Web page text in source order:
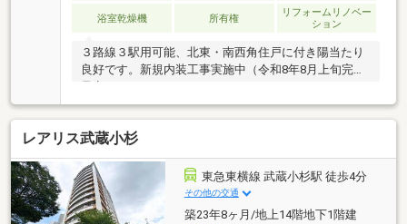
浴室乾燥機 所有権
リフォームリノベー
ション
３路線３駅用可能、北東・南西角住戸に付き陽当たり
良好です。新規内装工事実施中（令和8年8月上旬完成
レアリス武蔵小杉
東急東横線 武蔵小杉駅 徒歩4分
その他の交通
築23年8ヶ月/地上14階地下1階建